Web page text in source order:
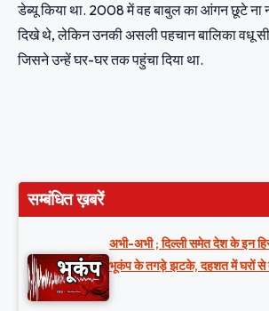
डेब्यू किया था. 2008 में वह बाबुल का आंगन छूटे ना
दिखे थे, लेकिन उनकी असली पहचान बालिका वधू
जिसने उन्हें घर-घर तक पहुंचा दिया था.
सम्बंधित ख़बरें
अभी-अभी ; दिल्ली समेत देश के इन
भूकंप के तगड़े झटके, दहशत में घरों से